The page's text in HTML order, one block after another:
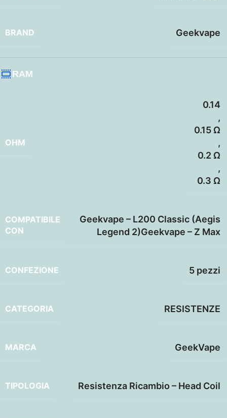
BRAND Geekvape
RAM
OHM
0.14
,
0.15 Ω
,
0.2 Ω
,
0.3 Ω
COMPATIBILE
CON
Geekvape – L200 Classic (Aegis
Legend 2)Geekvape – Z Max
CONFEZIONE 5 pezzi
CATEGORIA RESISTENZE
MARCA GeekVape
TIPOLOGIA Resistenza Ricambio – Head Coil